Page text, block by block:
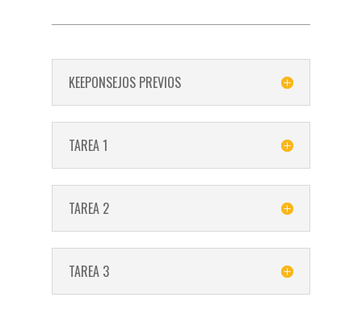
KEEPONSEJOS PREVIOS
TAREA 1
TAREA 2
TAREA 3